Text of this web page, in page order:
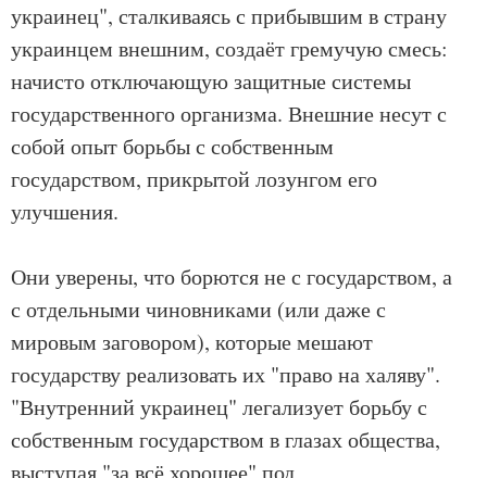
украинец", сталкиваясь с прибывшим в страну
украинцем внешним, создаёт гремучую смесь:
начисто отключающую защитные системы
государственного организма. Внешние несут с
собой опыт борьбы с собственным
государством, прикрытой лозунгом его
улучшения.
Они уверены, что борются не с государством, а
с отдельными чиновниками (или даже с
мировым заговором), которые мешают
государству реализовать их "право на халяву".
"Внутренний украинец" легализует борьбу с
собственным государством в глазах общества,
выступая "за всё хорошее" под